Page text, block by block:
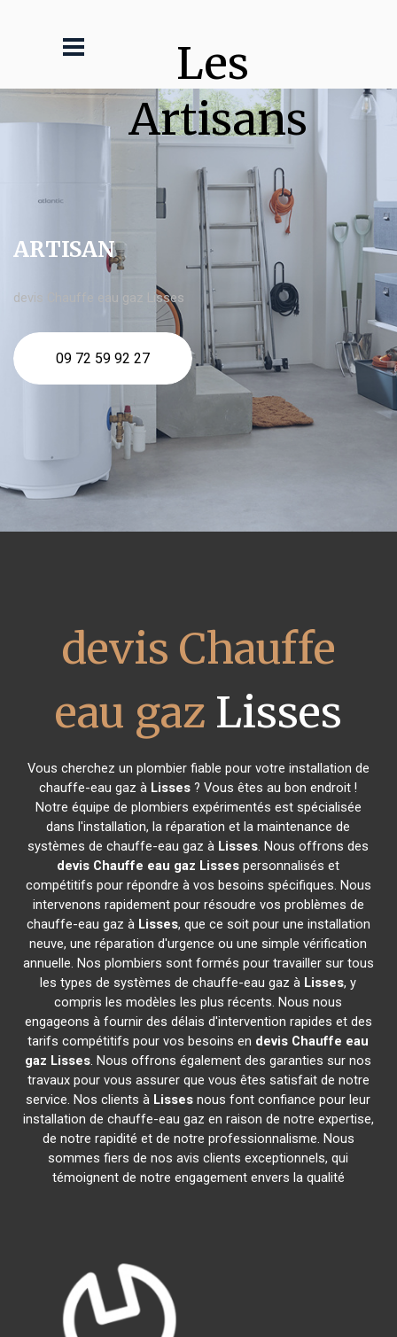
Les
Artisans
ARTISAN
devis Chauffe eau gaz Lisses
09 72 59 92 27
devis Chauffe
eau gaz Lisses
Vous cherchez un plombier fiable pour votre installation de
chauffe-eau gaz à Lisses ? Vous êtes au bon endroit !
Notre équipe de plombiers expérimentés est spécialisée
dans l'installation, la réparation et la maintenance de
systèmes de chauffe-eau gaz à Lisses. Nous offrons des
devis Chauffe eau gaz Lisses personnalisés et
compétitifs pour répondre à vos besoins spécifiques. Nous
intervenons rapidement pour résoudre vos problèmes de
chauffe-eau gaz à Lisses, que ce soit pour une installation
neuve, une réparation d'urgence ou une simple vérification
annuelle. Nos plombiers sont formés pour travailler sur tous
les types de systèmes de chauffe-eau gaz à Lisses, y
compris les modèles les plus récents. Nous nous
engageons à fournir des délais d'intervention rapides et des
tarifs compétitifs pour vos besoins en devis Chauffe eau
gaz Lisses. Nous offrons également des garanties sur nos
travaux pour vous assurer que vous êtes satisfait de notre
service. Nos clients à Lisses nous font confiance pour leur
installation de chauffe-eau gaz en raison de notre expertise,
de notre rapidité et de notre professionnalisme. Nous
sommes fiers de nos avis clients exceptionnels, qui
témoignent de notre engagement envers la qualité